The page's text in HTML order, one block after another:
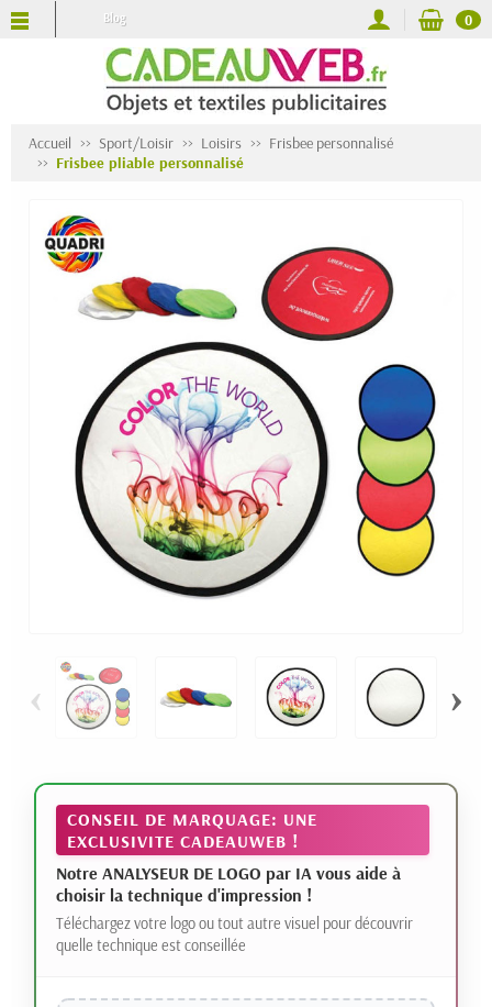
Blog 0
Accueil Sport/Loisir Loisirs
Frisbee personnalisé
Frisbee pliable personnalisé
‹ ›
CONSEIL DE MARQUAGE: UNE
EXCLUSIVITE CADEAUWEB !
Notre ANALYSEUR DE LOGO par IA vous aide à
choisir la technique d'impression !
Téléchargez votre logo ou tout autre visuel pour découvrir
quelle technique est conseillée